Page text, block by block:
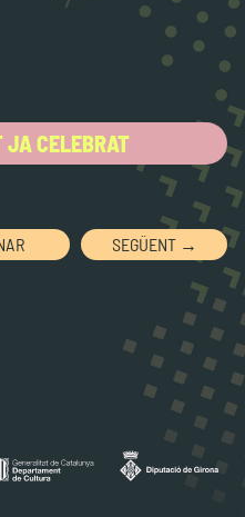
JA CELEBRAT
SEGÜENT →